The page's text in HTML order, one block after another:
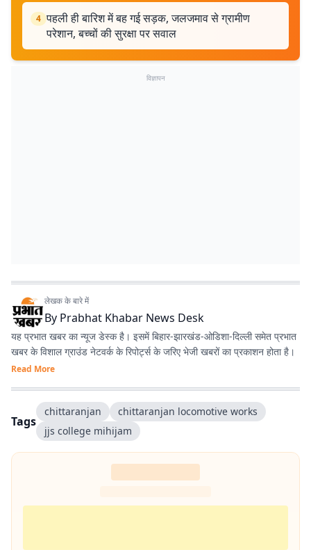
4 पहली ही बारिश में बह गई सड़क, जलजमाव से ग्रामीण
परेशान, बच्चों की सुरक्षा पर सवाल
विज्ञापन
लेखक के बारे में
By Prabhat Khabar News Desk
यह प्रभात खबर का न्यूज डेस्क है। इसमें बिहार-झारखंड-ओडिशा-दिल्‍ली समेत प्रभात
खबर के विशाल ग्राउंड नेटवर्क के रिपोर्ट्स के जरिए भेजी खबरों का प्रकाशन होता है।
Read More
Tags
chittaranjan
chittaranjan locomotive works
jjs college mihijam